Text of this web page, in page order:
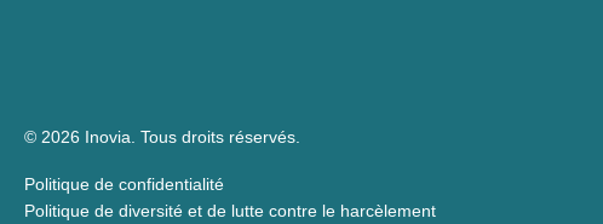
© 2026 Inovia. Tous droits réservés.
Politique de confidentialité
Politique de diversité et de lutte contre le harcèlement